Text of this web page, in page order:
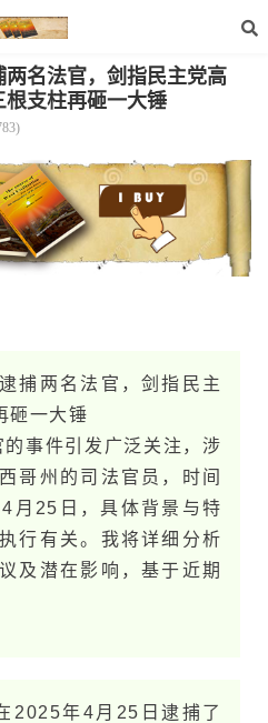
名法官，剑指民主党高
支柱再砸一大锤
捕两名法官，剑指民主
砸一大锤
事件引发广泛关注，涉
哥州的司法官员，时间
月25日，具体背景与特
行有关。我将详细分析
及潜在影响，基于近期
2025年4月25日逮捕了